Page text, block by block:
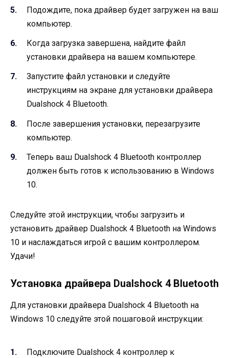
Подождите, пока драйвер будет загружен на ваш
компьютер.
Когда загрузка завершена, найдите файл
установки драйвера на вашем компьютере.
Запустите файл установки и следуйте
инструкциям на экране для установки драйвера
Dualshock 4 Bluetooth.
После завершения установки, перезагрузите
компьютер.
Теперь ваш Dualshock 4 Bluetooth контроллер
должен быть готов к использованию в Windows
10.
Следуйте этой инструкции, чтобы загрузить и
установить драйвер Dualshock 4 Bluetooth на Windows
10 и наслаждаться игрой с вашим контроллером.
Удачи!
Установка драйвера Dualshock 4 Bluetooth
Для установки драйвера Dualshock 4 Bluetooth на
Windows 10 следуйте этой пошаговой инструкции:
Подключите Dualshock 4 контроллер к